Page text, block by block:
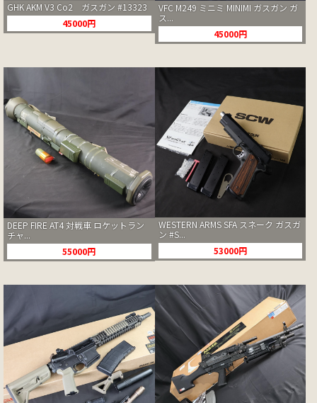
GHK AKM V3 Co2 ガスガン #13323
45000円
VFC M249 ミニミ MINIMI ガスガン ガ
ス...
45000円
DEEP FIRE AT4 対戦車 ロケットラン
チャ...
55000円
WESTERN ARMS SFA スネーク ガスガ
ン #S...
53000円